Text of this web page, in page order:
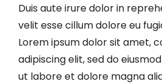
Duis aute irure dolor in
velit esse cillum dolore eu
Lorem ipsum dolor sit amet,
adipiscing elit, sed do
ut labore et dolore magna